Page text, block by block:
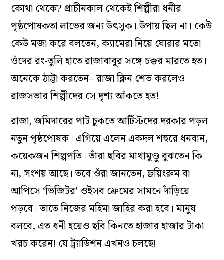
কোথা থেকে? প্রাচীনকাল থেকেই শিল্পীরা ধনীর
পৃষ্ঠপোষকতা লাভের জন্য উৎসুক। উপায় ছিল না। কেউ
কেউ মজা করে বলতেন, ক্যামেরা নিয়ে ঘোরার মতো
ওঁদের রং-তুলি হাতে রাজাবাবুর সঙ্গে চক্কর মারতে হত।
অনেকে ঠাট্টা করতেন– রাজা ক্লিন শেভ করলেও
রাজসভার শিল্পীদের সে দৃশ্য আঁকতে হত!
রাজা, জমিদারের পাট চুকতে আর্টিস্টদের দরকার পড়ল
নতুন পৃষ্ঠপোষক। এগিয়ে এলেন একদল শহুরে ধনবান,
কয়েকজন শিল্পপতি। তাঁরা ছবির মাথামুণ্ডু বুঝতেন কি
না, সংশয় আছে। তবে ওঁরা জানতেন, ড্রয়িংরুম বা
আপিসে ‘ভিজিটর’ ওইসব ফ্রেমের সামনে দাঁড়িয়ে
পড়বে। তাতে নিজের মহিমা জাহির করা হবে। মানুষ
বলবে, এত ধনী হয়েও ছবি কিনতে হাজার হাজার টাকা
খরচ করেন! যে ট্র্যাডিশন এখনও চলছে!